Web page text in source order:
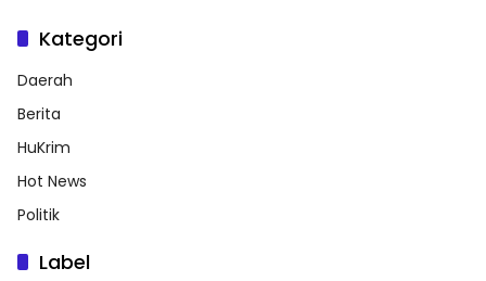
Kategori
Daerah
Berita
HuKrim
Hot News
Politik
Label